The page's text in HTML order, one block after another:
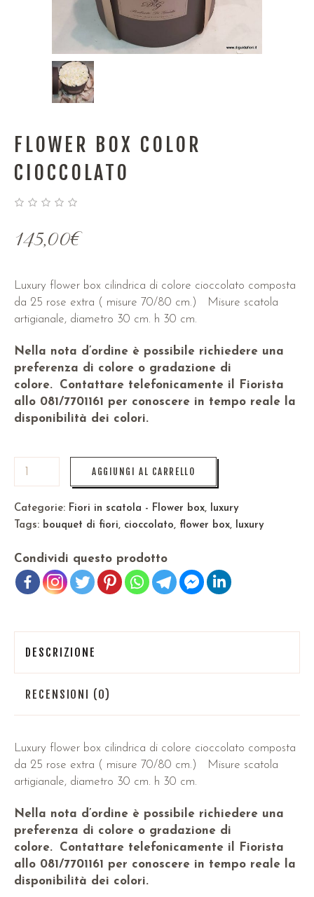
FLOWER BOX COLOR
CIOCCOLATO
145,00€
Luxury flower box cilindrica di colore cioccolato composta
da 25 rose extra ( misure 70/80 cm.) Misure scatola
artigianale, diametro 30 cm. h 30 cm.
Nella nota d’ordine è possibile richiedere una
preferenza di colore o gradazione di
colore.
Contattare telefonicamente il Fiorista
allo 081/7701161 per conoscere in tempo reale la
disponibilità dei colori.
AGGIUNGI AL CARRELLO
Categorie: Fiori in scatola - Flower box, luxury
Tags: bouquet di fiori, cioccolato, flower box, luxury
Condividi questo prodotto
DESCRIZIONE
RECENSIONI (0)
Luxury flower box cilindrica di colore cioccolato composta
da 25 rose extra ( misure 70/80 cm.) Misure scatola
artigianale, diametro 30 cm. h 30 cm.
Nella nota d’ordine è possibile richiedere una
preferenza di colore o gradazione di
colore.
Contattare telefonicamente il Fiorista
allo 081/7701161 per conoscere in tempo reale la
disponibilità dei colori.